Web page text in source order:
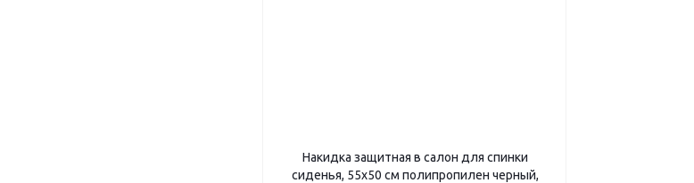
Накидка защитная в салон для спинки
сиденья, 55х50 см полипропилен черный,